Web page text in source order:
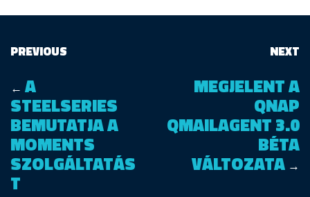
PREVIOUS
← A
STEELSERIES
BEMUTATJA A
MOMENTS
SZOLGÁLTATÁS
T
NEXT
MEGJELENT A
QNAP
QMAILAGENT 3.0
BÉTA
VÁLTOZATA →